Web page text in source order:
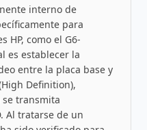
interno de
para
HP, como el G6-
es establecer la
entre la placa base y
Definition),
transmita
Al tratarse de un